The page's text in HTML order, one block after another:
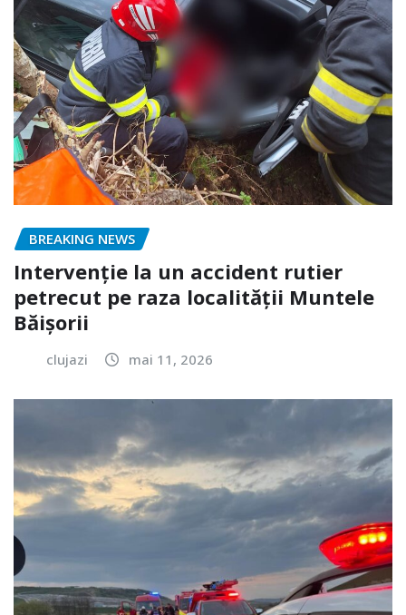
BREAKING NEWS
Intervenție la un accident rutier
petrecut pe raza localității Muntele
Băișorii
clujazi mai 11, 2026